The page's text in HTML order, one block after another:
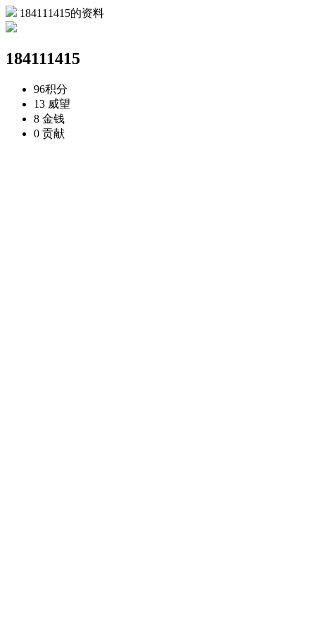
184111415的资料
184111415
96积分
13 威望
8 金钱
0 贡献